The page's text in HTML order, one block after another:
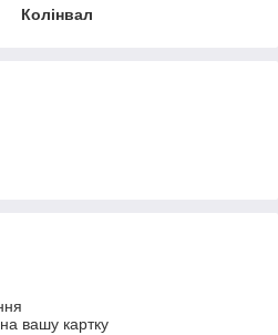
Колінвал
вашу картку